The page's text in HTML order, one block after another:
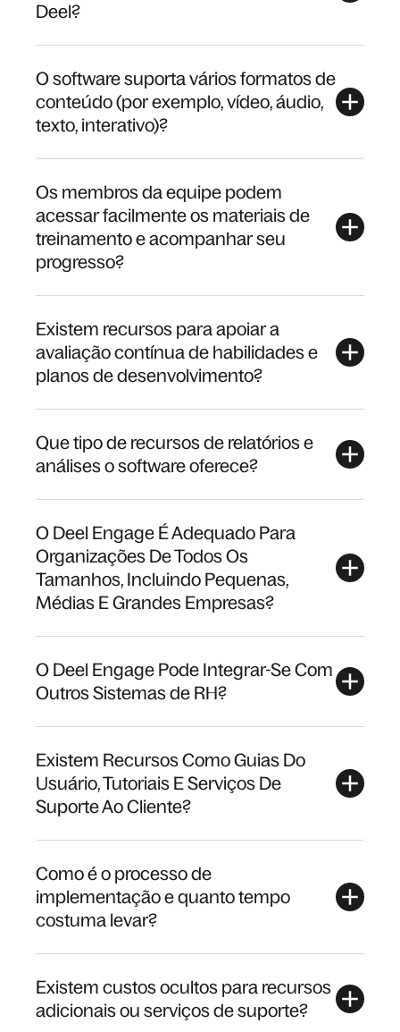
Deel?
O software suporta vários formatos de
conteúdo (por exemplo, vídeo, áudio,
texto, interativo)?
Os membros da equipe podem
acessar facilmente os materiais de
treinamento e acompanhar seu
progresso?
Existem recursos para apoiar a
avaliação contínua de habilidades e
planos de desenvolvimento?
Que tipo de recursos de relatórios e
análises o software oferece?
O Deel Engage É Adequado Para
Organizações De Todos Os
Tamanhos, Incluindo Pequenas,
Médias E Grandes Empresas?
O Deel Engage Pode Integrar-Se Com
Outros Sistemas de RH?
Existem Recursos Como Guias Do
Usuário, Tutoriais E Serviços De
Suporte Ao Cliente?
Como é o processo de
implementação e quanto tempo
costuma levar?
Existem custos ocultos para recursos
adicionais ou serviços de suporte?